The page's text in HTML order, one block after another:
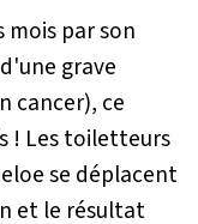
par son
grave
cancer), ce
! Les toiletteurs
se déplacent
et le résultat